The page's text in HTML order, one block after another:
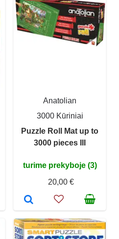
Anatolian
3000 Kūriniai
Puzzle Roll Mat up to
3000 pieces III
turime prekyboje (3)
20,00 €